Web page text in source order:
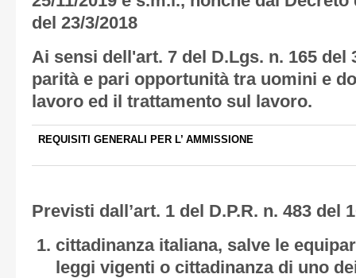
del 23/3/2018
Ai sensi dell'art. 7 del D.Lgs. n. 165 del
parità e pari opportunità tra uomini e
lavoro ed il trattamento sul lavoro.
REQUISITI GENERALI PER L’ AMMISSIONE
Previsti dall’art. 1 del D.P.R. n. 483 del
cittadinanza italiana, salve le
leggi vigenti o cittadinanza di uno